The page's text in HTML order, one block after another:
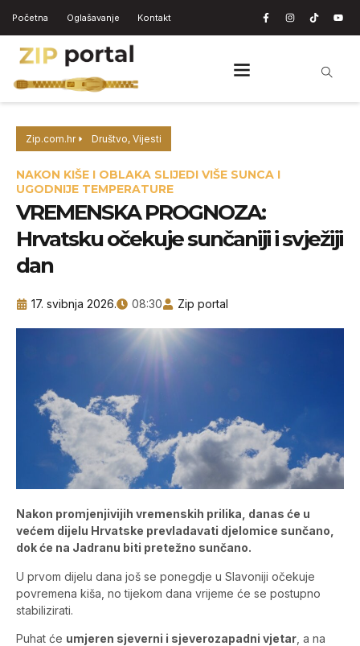
Početna Oglašavanje Kontakt
Zip.com.hr Društvo, Vijesti
NAKON KIŠE I OBLAKA SLIJEDI VIŠE SUNCA I
UGODNIJE TEMPERATURE
VREMENSKA PROGNOZA:
Hrvatsku očekuje sunčaniji i svježiji
dan
17. svibnja 2026. 08:30 Zip portal
Nakon promjenjivijih vremenskih prilika, danas će u
većem dijelu Hrvatske prevladavati djelomice sunčano,
dok će na Jadranu biti pretežno sunčano.
U prvom dijelu dana još se ponegdje u Slavoniji očekuje
povremena kiša, no tijekom dana vrijeme će se postupno
stabilizirati.
Puhat će umjeren sjeverni i sjeverozapadni vjetar , a na